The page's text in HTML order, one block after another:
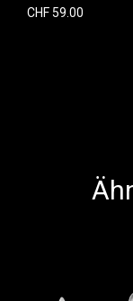
CHF 59.00